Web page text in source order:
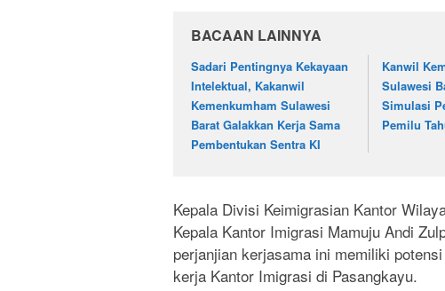
BACAAN LAINNYA
Sadari Pentingnya Kekayaan
Intelektual, Kakanwil
Kemenkumham Sulawesi
Barat Galakkan Kerja Sama
Pembentukan Sentra KI
Kanwil
Sulawesi
Simulasi
Pemilu
Kepala Divisi Keimigrasian Kantor
Kepala Kantor Imigrasi Mamuju Andi
perjanjian kerjasama ini memiliki
kerja Kantor Imigrasi di Pasangkayu.